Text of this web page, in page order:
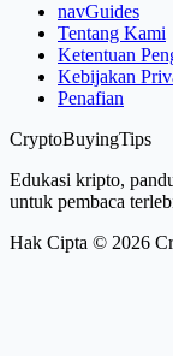
navGuides
Tentang Kami
Ketentuan
Kebijakan
Penafian
CryptoBuyingTips
Edukasi kripto,
untuk pembaca
Hak Cipta © 2026